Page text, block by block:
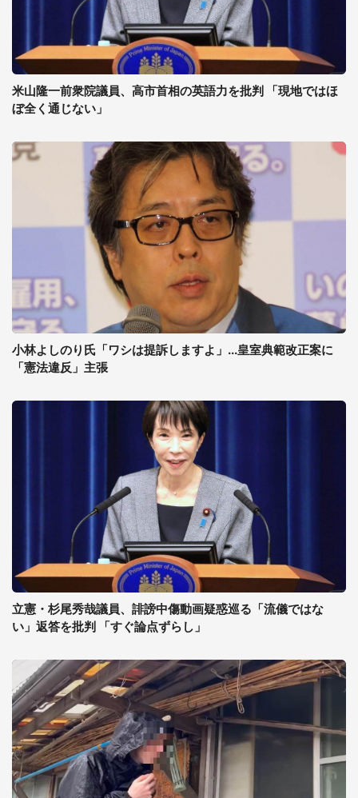
米山隆一前衆院議員、高市首相の英語力を批判 「現地ではほ
ぼ全く通じない」
小林よしのり氏「ワシは提訴しますよ」...皇室典範改正案に
「憲法違反」主張
立憲・杉尾秀哉議員、誹謗中傷動画疑惑巡る「流儀ではな
い」返答を批判 「すぐ論点ずらし」